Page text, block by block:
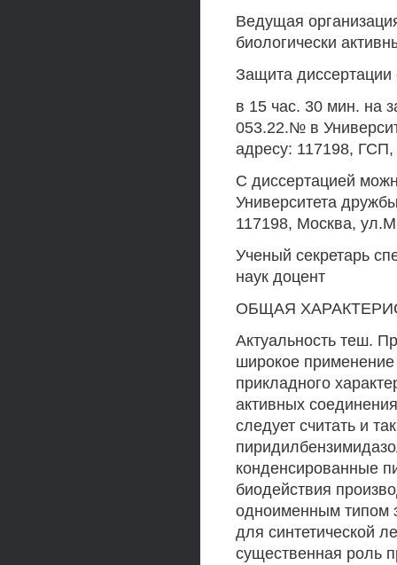
Ведущая
биологически
Защита диссертации
в 15 час. 30 мин. на
053.22.№ в
адресу: 117198,
С диссертацией
Университета
117198, Москва,
Ученый секретарь
наук доцент
ОБЩАЯ
Актуальность теш.
широкое применение
прикладного
активных
следует считать и
конденсированные
биодействия
одноименным типом
для синтетической
существенная роль